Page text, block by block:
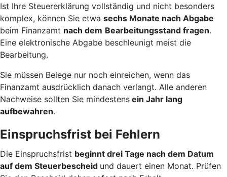
Ist Ihre Steuererklärung vollständig und nicht besonders
komplex, können Sie etwa sechs Monate nach Abgabe
beim Finanzamt nach dem Bearbeitungsstand fragen.
Eine elektronische Abgabe beschleunigt meist die
Bearbeitung.
Sie müssen Belege nur noch einreichen, wenn das
Finanzamt ausdrücklich danach verlangt. Alle anderen
Nachweise sollten Sie mindestens ein Jahr lang
aufbewahren.
Einspruchsfrist bei Fehlern
Die Einspruchsfrist beginnt drei Tage nach dem Datum
auf dem Steuerbescheid und dauert einen Monat. Prüfen